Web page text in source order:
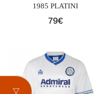
1985 PLATINI
79€